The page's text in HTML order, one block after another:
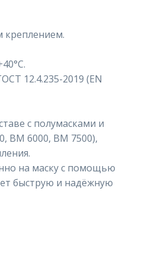
креплением.
12.4.235-2019 (EN
с полумасками и
ВМ 6000, ВМ 7500),
на маску с помощью
быструю и надёжную